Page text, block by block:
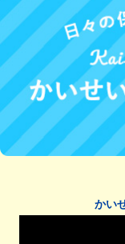
かい